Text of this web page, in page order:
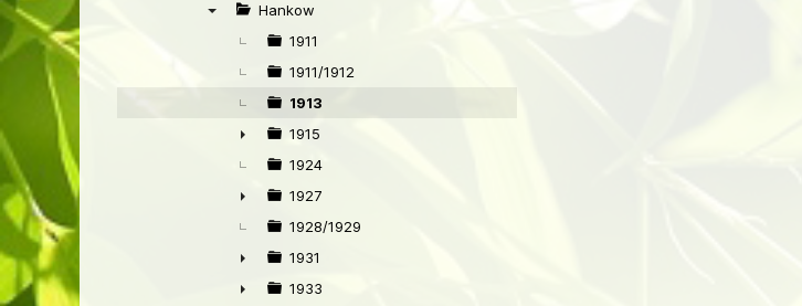
►
Hankow
1911
1911/1912
1913
►
1915
1924
►
1927
1928/1929
►
1931
1933